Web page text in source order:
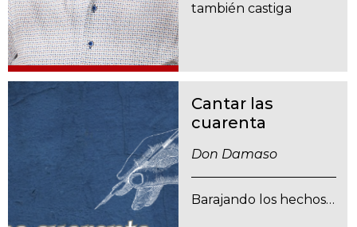
también castiga
Cantar las
cuarenta
Don Damaso
Barajando los hechos…